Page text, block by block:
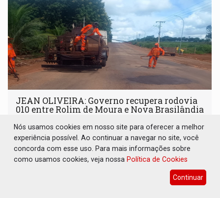
JEAN OLIVEIRA: Governo recupera rodovia
010 entre Rolim de Moura e Nova Brasilândia
Política 13 de Janeiro de 2025 às 15:31
Nos próximos dias, equipe da 4ª Usina de Asfalto inicia
manutenção na RO-481
Nós usamos cookies em nosso site para oferecer a melhor
experiência possível. Ao continuar a navegar no site, você
concorda com esse uso. Para mais informações sobre
como usamos cookies, veja nossa Política de Cookies
Continuar